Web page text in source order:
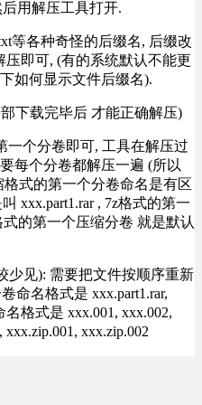
用解压工具打开.
等各种奇怪的后缀名, 后缀改
压即可, (有的系统默认不能更
如何显示文件后缀名).
下载完毕后 才能正确解压)
一个分卷即可, 工具在解压过
每个分卷都解压一遍 (所以
式的第一个分卷命名是有区
xxx.part1.rar , 7z格式的第一
的第一个压缩分卷 就是默认
少见): 需要把文件按顺序重新
命名格式是 xxx.part1.rar,
名格式是 xxx.001, xxx.002,
xxx.zip.002